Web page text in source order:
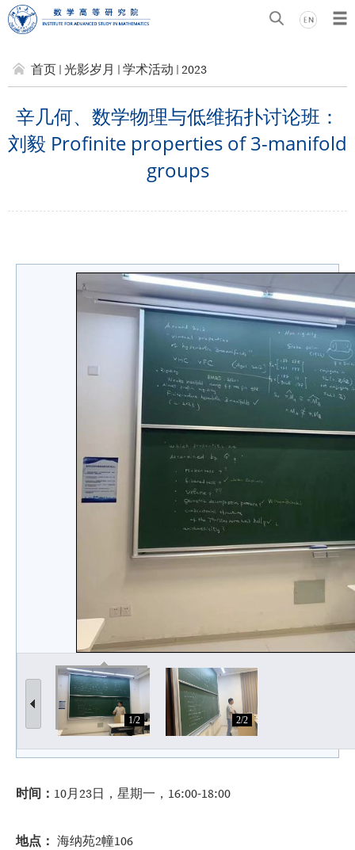
首页 光影岁月 学术活动 2023
辛几何、数学物理与低维拓扑讨论班：
刘毅 Profinite properties of 3-manifold
groups
1/2 2/2
时间 ： 10月23日，星期一， 16:00-18:00
地点 ： 海纳苑2幢106